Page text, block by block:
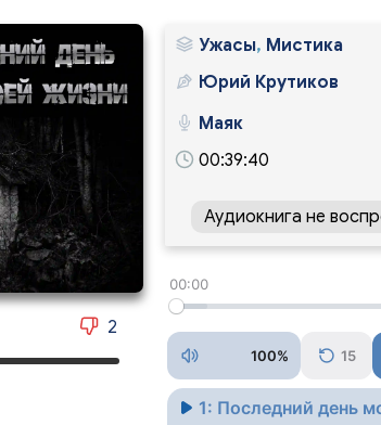
2
Ужасы, Мистика
Юрий Крутиков
Маяк
00:39:40
Аудиокнига не
00:00
100% 15
1: Последний день